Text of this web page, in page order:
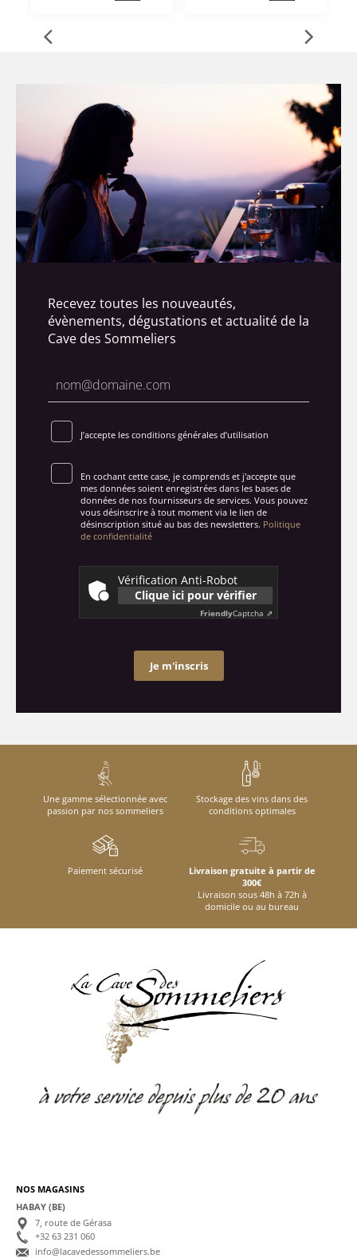
Recevez toutes les nouveautés,
évènements, dégustations et actualité de la
Cave des Sommeliers
J’accepte les conditions générales d’utilisation
En cochant cette case, je comprends et j'accepte que
mes données soient enregistrées dans les bases de
données de nos fournisseurs de services. Vous pouvez
vous désinscrire à tout moment via le lien de
désinscription situé au bas des newsletters. Politique
de confidentialité
Vérification Anti-Robot
Clique ici pour vérifier
FriendlyCaptcha ⇗
Je m'inscris
Une gamme sélectionnée avec
passion par nos sommeliers
Stockage des vins dans des
conditions optimales
Paiement sécurisé
Livraison gratuite à partir de
300€
Livraison sous 48h à 72h à
domicile ou au bureau
NOS MAGASINS
HABAY (BE)
7, route de Gérasa
+32 63 231 060
info@lacavedessommeliers.be